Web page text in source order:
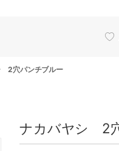
2穴パンチブルー
ナカバヤシ 2